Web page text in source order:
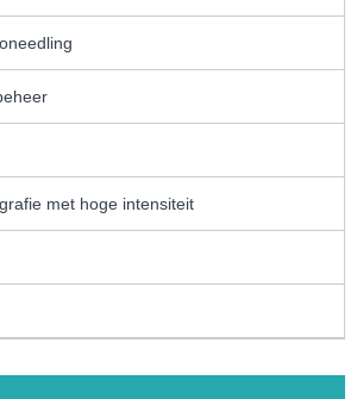
met hoge intensiteit